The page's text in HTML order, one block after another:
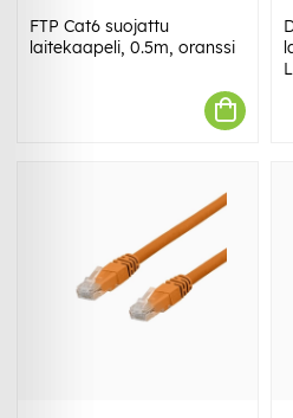
FTP Cat6 suojattu
laitekaapeli, 0.5m, oranssi